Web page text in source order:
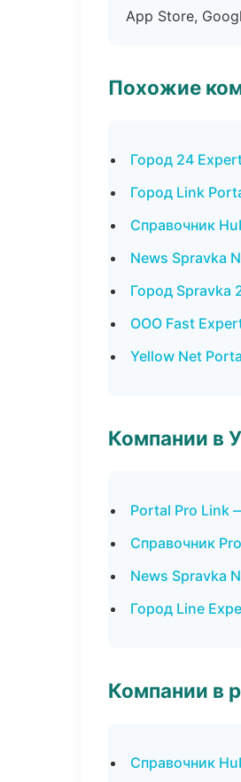
App Store,
Похожие
Город 24
Город Link
Справочник
News Spravka
Город Spravka
ООО Fast
Yellow Net
Компании в
Portal Pro Link
Справочник
News Spravka
Город Line
Компании в
Справочник